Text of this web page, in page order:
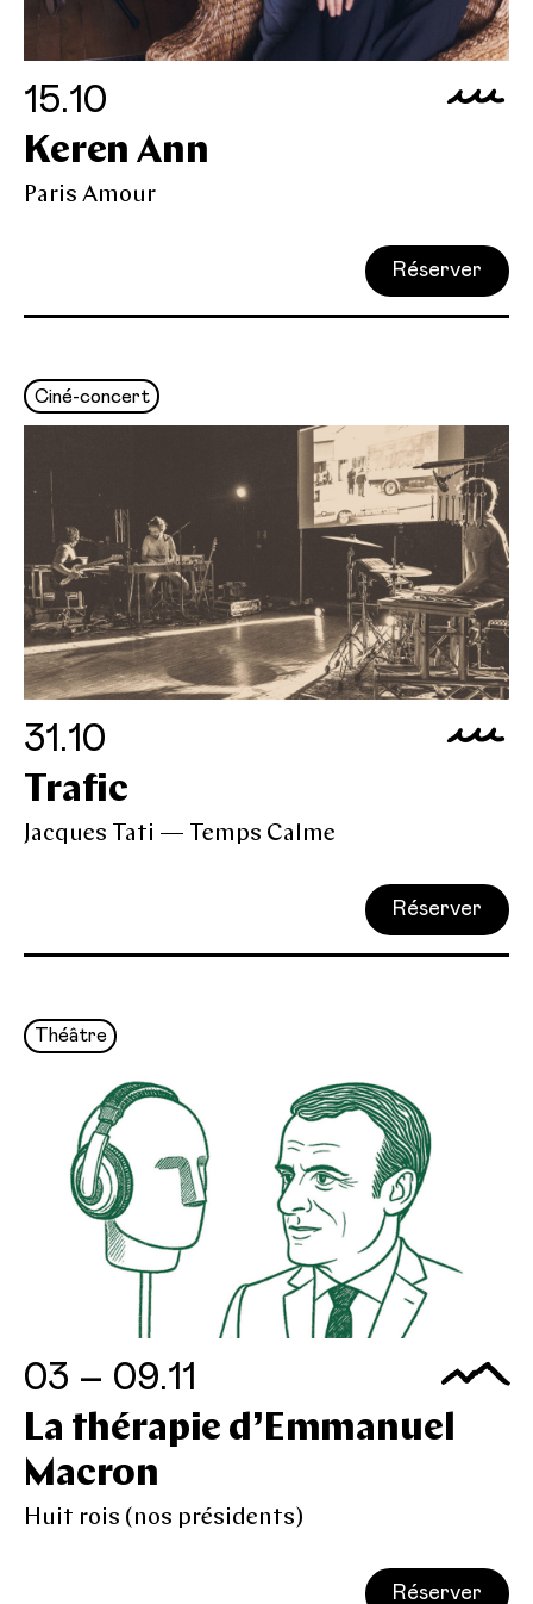
15.10
Keren Ann
Paris Amour
Réserver
Ciné-concert
31.10
Trafic
Jacques Tati — Temps Calme
Réserver
Théâtre
03 – 09.11
La thérapie d’Emmanuel
Macron
Huit rois (nos présidents)
Réserver